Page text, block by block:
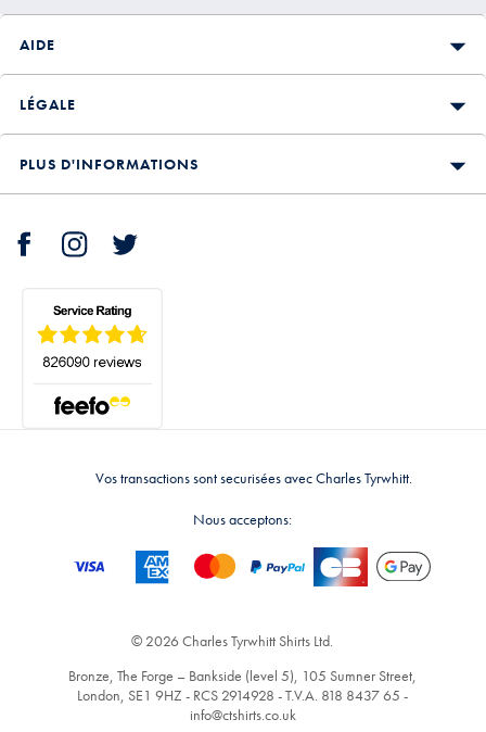
AIDE
LÉGALE
PLUS D'INFORMATIONS
Vos transactions sont securisées avec Charles Tyrwhitt.
Nous acceptons:
© 2026 Charles Tyrwhitt Shirts Ltd.
Bronze, The Forge – Bankside (level 5), 105 Sumner Street,
London, SE1 9HZ - RCS 2914928 - T.V.A. 818 8437 65 -
info@ctshirts.co.uk